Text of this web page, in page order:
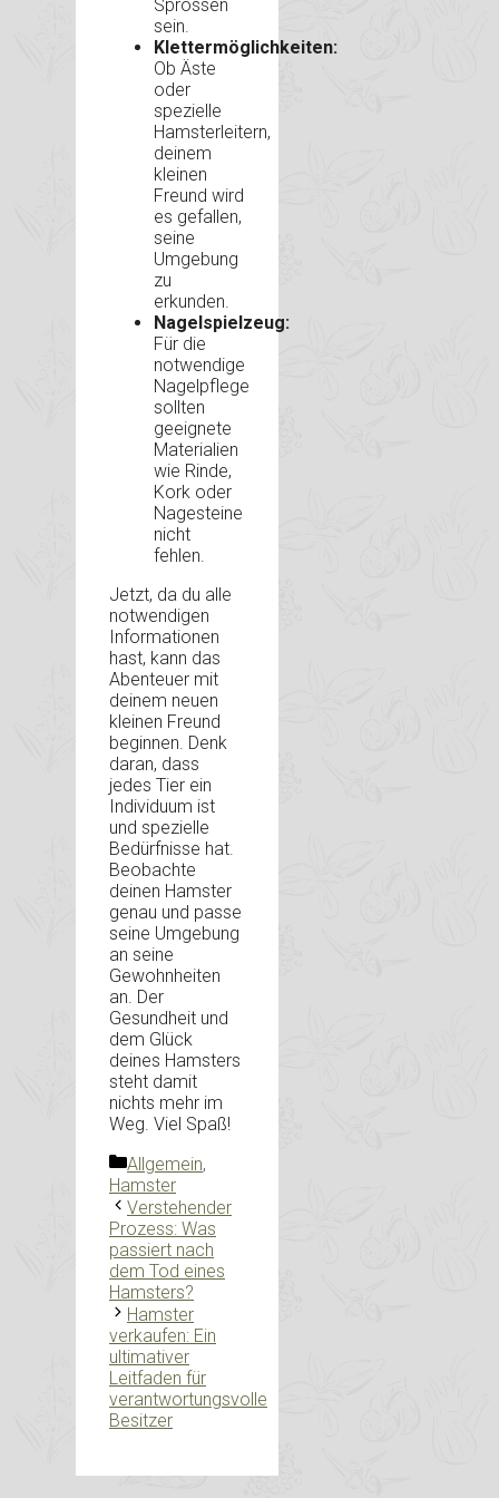
Sprossen
sein.
Klettermöglichkeiten:
Ob Äste
oder
spezielle
Hamsterleitern,
deinem
kleinen
Freund wird
es gefallen,
seine
Umgebung
zu
erkunden.
Nagelspielzeug:
Für die
notwendige
Nagelpflege
sollten
geeignete
Materialien
wie Rinde,
Kork oder
Nagesteine
nicht
fehlen.
Jetzt, da du alle
notwendigen
Informationen
hast, kann das
Abenteuer mit
deinem neuen
kleinen Freund
beginnen. Denk
daran, dass
jedes Tier ein
Individuum ist
und spezielle
Bedürfnisse hat.
Beobachte
deinen Hamster
genau und passe
seine Umgebung
an seine
Gewohnheiten
an. Der
Gesundheit und
dem Glück
deines Hamsters
steht damit
nichts mehr im
Weg. Viel Spaß!
Kategorien
Allgemein,
Hamster
Verstehender
Prozess: Was
passiert nach
dem Tod eines
Hamsters?
Hamster
verkaufen: Ein
ultimativer
Leitfaden für
verantwortungsvolle
Besitzer